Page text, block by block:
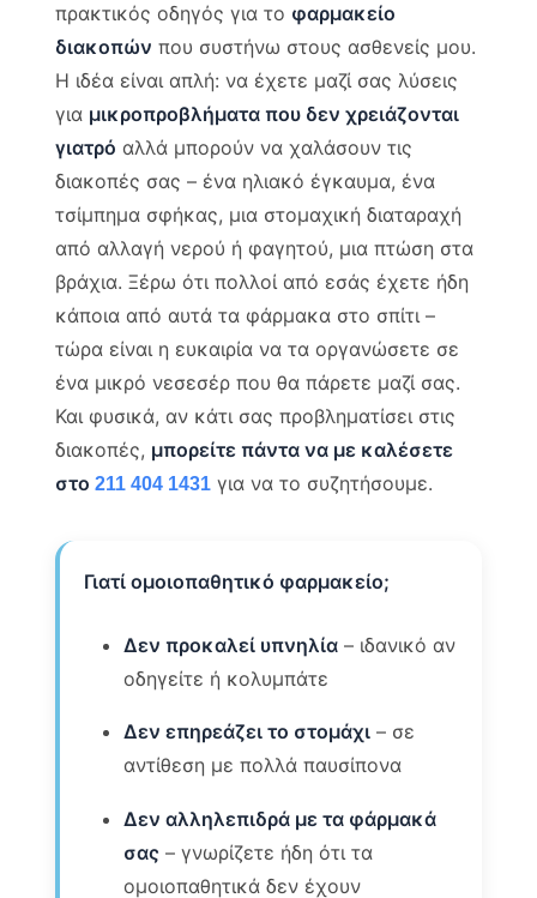
πρακτικός οδηγός για το φαρμακείο
διακοπών που συστήνω στους ασθενείς μου.
Η ιδέα είναι απλή: να έχετε μαζί σας λύσεις
για μικροπροβλήματα που δεν χρειάζονται
γιατρό αλλά μπορούν να χαλάσουν τις
διακοπές σας – ένα ηλιακό έγκαυμα, ένα
τσίμπημα σφήκας, μια στομαχική διαταραχή
από αλλαγή νερού ή φαγητού, μια πτώση στα
βράχια. Ξέρω ότι πολλοί από εσάς έχετε ήδη
κάποια από αυτά τα φάρμακα στο σπίτι –
τώρα είναι η ευκαιρία να τα οργανώσετε σε
ένα μικρό νεσεσέρ που θα πάρετε μαζί σας.
Και φυσικά, αν κάτι σας προβληματίσει στις
διακοπές, μπορείτε πάντα να με καλέσετε
στο211 404 1431 για να το συζητήσουμε.
Γιατί ομοιοπαθητικό φαρμακείο;
Δεν προκαλεί υπνηλία – ιδανικό αν
οδηγείτε ή κολυμπάτε
Δεν επηρεάζει το στομάχι – σε
αντίθεση με πολλά παυσίπονα
Δεν αλληλεπιδρά με τα φάρμακά
σας – γνωρίζετε ήδη ότι τα
ομοιοπαθητικά δεν έχουν